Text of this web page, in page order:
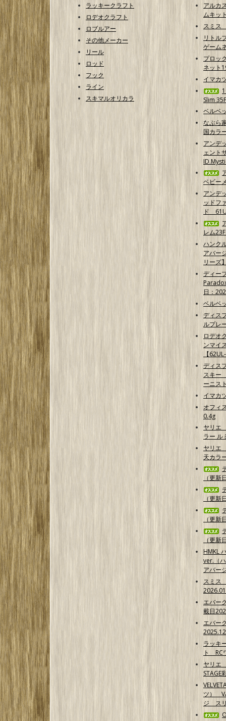
ラッキークラフト
ロデオクラフト
ロブルアー
その他メーカー
リール
ロッド
フック
ライン
スキマルオリカラ
アルカ
ムキッ
スミス
リトル
ゲーム
プロッ
ネット
イマカ
Slim
ベルベ
なぶら
国カラ
アンデ
ェント
ベビー
アンデ
ッドフ
ド
レム
ハンク
アバー
リーズ
ディー
日：
ベルベ
ディス
ルプレ
ロデオ
ンマイ
【
ディス
スキー
ーニス
イマカ
オフィ
0.4g
ヤリエ
ラー ル
ヤリエ
天カラ
（更新
（更新
（更新
（更新
HMKL
ver.（
アバー
スミス
エバー
載日
エバー
ラッキ
ト RC
ヤリエ
STAGE
ツ）
ジ ス